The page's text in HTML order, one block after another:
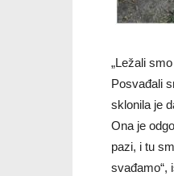
„Ležali
Posvađali
sklonila je
Ona je
pazi, i tu
svađamo“,